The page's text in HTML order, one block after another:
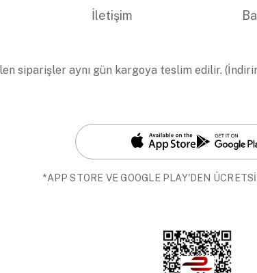
İletişim
siparişler aynı gün kargoya teslim edilir.
*APP STORE VE GOOGLE PLAY'DEN